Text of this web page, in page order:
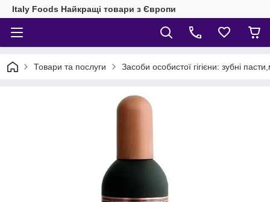
Italy Foods Найкращі товари з Європи
Товари та послуги Засоби особистої гігієни: зубні